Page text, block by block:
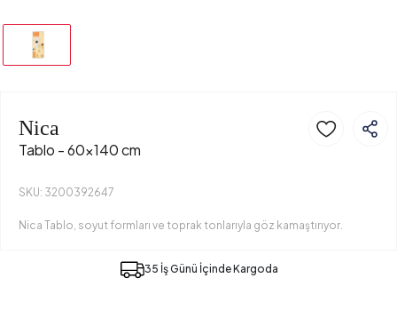
Nica
Tablo - 60x140 cm
SKU: 3200392647
Nica Tablo, soyut formları ve toprak tonlarıyla göz kamaştırıyor.
35 İş Günü İçinde Kargoda